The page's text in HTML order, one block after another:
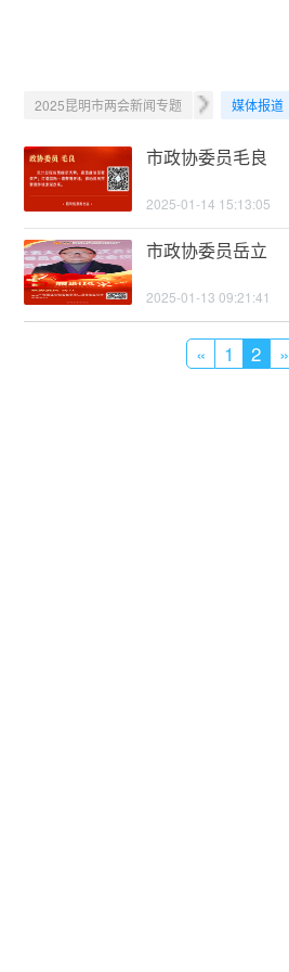
2025昆明市两会新闻专题 媒体报道
市政协委员毛良
2025-01-14 15:13:05
市政协委员岳立
2025-01-13 09:21:41
« 1 2 »